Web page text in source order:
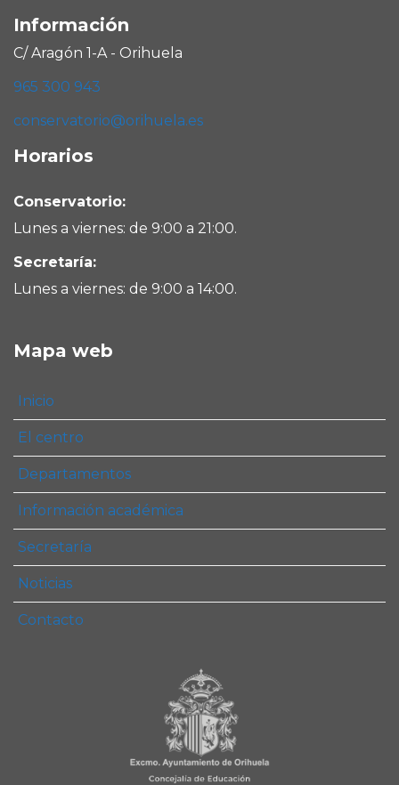
Información
C/ Aragón 1-A - Orihuela
965 300 943
conservatorio@orihuela.es
Horarios
Conservatorio:
Lunes a viernes: de 9:00 a 21:00.
Secretaría:
Lunes a viernes: de 9:00 a 14:00.
Mapa web
Inicio
El centro
Departamentos
Información académica
Secretaría
Noticias
Contacto